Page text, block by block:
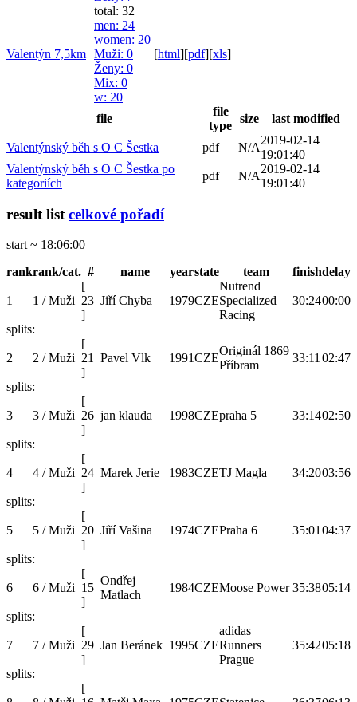
Valentýn 7,5km
total: 32
men: 24
women: 20
Muži: 0
Ženy: 0
Mix: 0
w: 20
[html][pdf][xls]
file
file
type
size last modified
Valentýnský běh s O C Šestka pdf N/A
2019-02-14
19:01:40
Valentýnský běh s O C Šestka po
kategoriích
pdf N/A
2019-02-14
19:01:40
result list celkové pořadí
start ~ 18:06:00
rankrank/cat. # name yearstate team finishdelay
1 1 / Muži
[
23
]
Jiří Chyba 1979CZE
Nutrend
Specialized
Racing
30:2400:00
splits:
2 2 / Muži
[
21
]
Pavel Vlk 1991CZE
Originál 1869
Příbram
33:11 02:47
splits:
3 3 / Muži
[
26
]
jan klauda 1998CZEpraha 5 33:1402:50
splits:
4 4 / Muži
[
24
]
Marek Jerie 1983CZETJ Magla 34:2003:56
splits:
5 5 / Muži
[
20
]
Jiří Vašina 1974CZEPraha 6 35:01 04:37
splits:
6 6 / Muži
[
15
]
Ondřej
Matlach
1984CZEMoose Power 35:3805:14
splits:
7 7 / Muži
[
29
]
Jan Beránek 1995CZE
adidas
Runners
Prague
35:4205:18
splits:
[